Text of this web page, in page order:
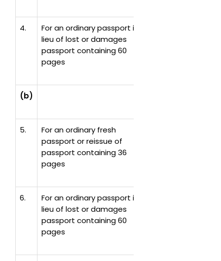
4.
For an ordinary passport in
lieu of lost or damages
passport containing 60
pages
(b)
5.
For an ordinary fresh
passport or reissue of
passport containing 36
pages
6.
For an ordinary passport in
lieu of lost or damages
passport containing 60
pages